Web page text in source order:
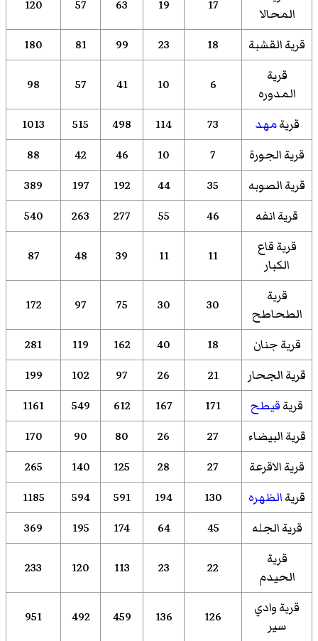
المحالا
17
19
63
57
120
قرية القشبة 18
23
99
81
180
قرية
المدوره
6
10
41
57
98
قريةمهد 73
114
498
515
1013
قرية الجورة
7
10
46
42
88
قرية الصوبه
35
44
192
197
389
قرية انفه
46
55
277
263
540
قرية قاع
الكبار
11
11
39
48
87
قرية
الطحاطح
30
30
75
97
172
قرية جنان 18
40
162
119
281
قرية الجحار
21
26
97
102
199
قريةقيطح 171
167
612
549
1161
قرية البيضاء
27
26
80
90
170
قرية الاقرعة
27
28
125
140
265
قريةالظهره 130
194
591
594
1185
قرية الجله
45
64
174
195
369
قرية
الحيدم
22
23
113
120
233
قرية وادي
سير
126
136
459
492
951